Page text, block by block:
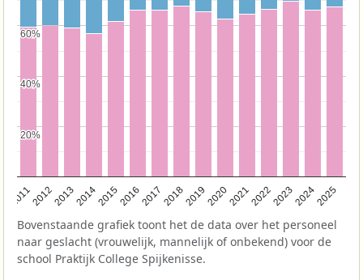
201120122013201420152016201720182019202020212022202320242025
20%
20%
40%
40%
60%
60%
Bovenstaande grafiek toont het de data over het personeel
naar geslacht (vrouwelijk, mannelijk of onbekend) voor de
school Praktijk College Spijkenisse.